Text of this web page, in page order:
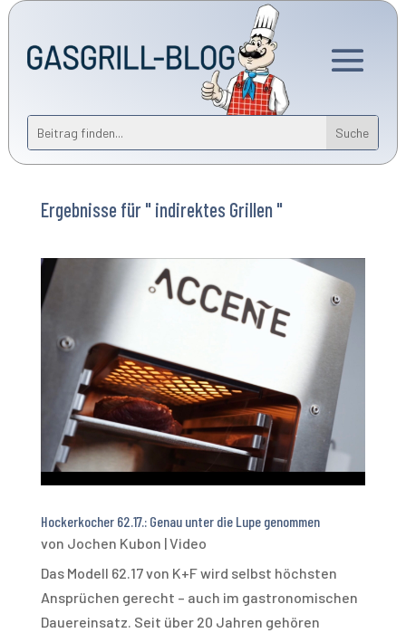
Ergebnisse für " indirektes Grillen "
Hockerkocher 62.17.: Genau unter die Lupe genommen
von Jochen Kubon |Video
Das Modell 62.17 von K+F wird selbst höchsten
Ansprüchen gerecht – auch im gastronomischen
Dauereinsatz. Seit über 20 Jahren gehören